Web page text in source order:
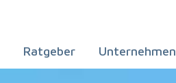
Ratgeber Unternehmen